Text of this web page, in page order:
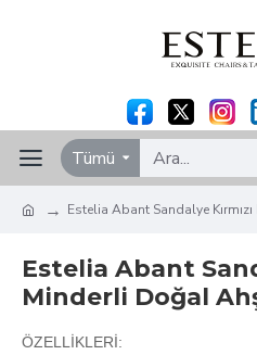
Tümü
Estelia Abant Sandalye
Estelia Abant
Minderli Doğal
ÖZELLİKLERİ: